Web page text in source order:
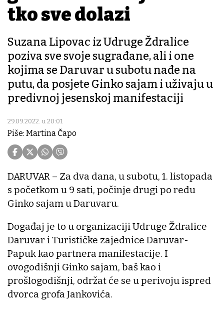
tko sve dolazi
Suzana Lipovac iz Udruge Ždralice
poziva sve svoje sugrađane, ali i one
kojima se Daruvar u subotu nađe na
putu, da posjete Ginko sajam i uživaju u
predivnoj jesenskoj manifestaciji
29.09.2022. u 20:01
Piše: Martina Čapo
DARUVAR – Za dva dana, u subotu, 1. listopada
s početkom u 9 sati, počinje drugi po redu
Ginko sajam u Daruvaru.
Događaj je to u organizaciji Udruge Ždralice
Daruvar i Turističke zajednice Daruvar-
Papuk kao partnera manifestacije. I
ovogodišnji Ginko sajam, baš kao i
prošlogodišnji, održat će se u perivoju ispred
dvorca grofa Jankovića.